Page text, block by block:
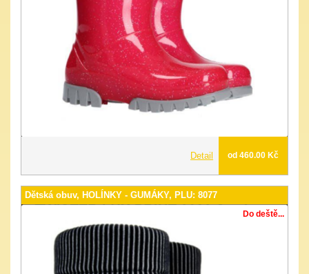
Detail od 460.00 Kč
Dětská obuv, HOLÍNKY - GUMÁKY, PLU: 8077
Do deště...